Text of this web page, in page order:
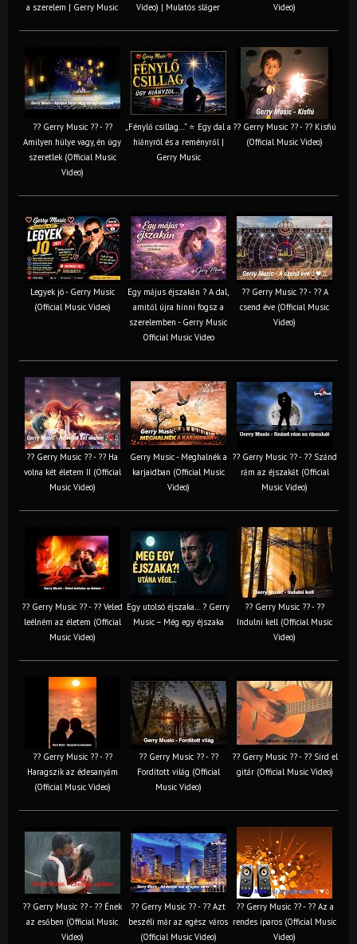
a szerelem | Gerry Music
Video) | Mulatós sláger
Video)
?? Gerry Music ?? - ??
Amilyen hülye vagy, én úgy
szeretlek (Official Music
Video)
„Fénylő csillag…” ⭐ Egy dal a
hiányról és a reményről |
Gerry Music
?? Gerry Music ?? - ?? Kisfiú
(Official Music Video)
Legyek jó - Gerry Music
(Official Music Video)
Egy május éjszakán ? A dal,
amitől újra hinni fogsz a
szerelemben - Gerry Music
Official Music Video
?? Gerry Music ?? - ?? A
csend éve (Official Music
Video)
?? Gerry Music ?? - ?? Ha
volna két életem II (Official
Music Video)
Gerry Music - Meghalnék a
karjaidban (Official Music
Video)
?? Gerry Music ?? - ?? Szánd
rám az éjszakát (Official
Music Video)
?? Gerry Music ?? - ?? Veled
leélném az életem (Official
Music Video)
Egy utolsó éjszaka… ? Gerry
Music – Még egy éjszaka
?? Gerry Music ?? - ??
Indulni kell (Official Music
Video)
?? Gerry Music ?? - ??
Haragszik az édesanyám
(Official Music Video)
?? Gerry Music ?? - ??
Fordított világ (Official
Music Video)
?? Gerry Music ?? - ?? Sírd el
gitár (Official Music Video)
?? Gerry Music ?? - ?? Ének
az esőben (Official Music
Video)
?? Gerry Music ?? - ?? Azt
beszéli már az egész város
(Official Music Video)
?? Gerry Music ?? - ?? Az a
rendes iparos (Official Music
Video)